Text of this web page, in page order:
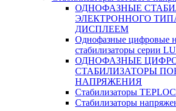
ОДНОФАЗНЫЕ
ЭЛЕКТРОННОГО
ДИСПЛЕЕМ
Однофазные цифровые
стабилизаторы серии
ОДНОФАЗНЫЕ
СТАБИЛИЗАТОРЫ
НАПРЯЖЕНИЯ
Стабилизаторы
Стабилизаторы